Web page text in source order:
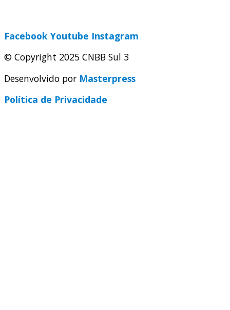
Facebook Youtube Instagram
© Copyright 2025 CNBB Sul 3
Desenvolvido por Masterpress
Política de Privacidade